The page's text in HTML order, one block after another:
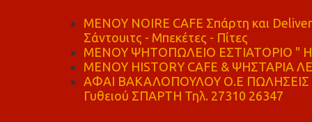
MENOY NOIRE CAFE Σπάρτη και
Σάντουιτς - Μπεκέτες - Πίτες
ΜΕΝΟΥ ΨΗΤΟΠΩΛΕΙΟ ΕΣΤΙΑΤΟΡΙΟ "
ΜΕΝΟΥ HISTORY CAFE & ΨΗΣΤΑΡΙΑ
ΑΦΑΙ ΒΑΚΑΛΟΠΟΥΛΟΥ Ο.Ε ΠΩΛΗΣΕΙΣ
Γυθειού ΣΠΑΡΤΗ Τηλ. 27310 26347